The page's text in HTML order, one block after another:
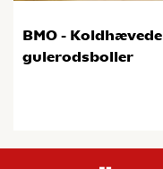
BMO - Koldhævede
gulerodsboller